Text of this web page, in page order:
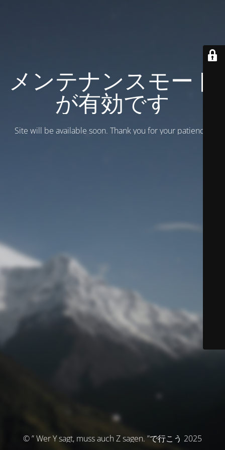
メンテナンスモード
が有効です
Site will be available soon. Thank you for your patience!
© ” Wer Y sagt, muss auch Z sagen. ”で行こう 2025